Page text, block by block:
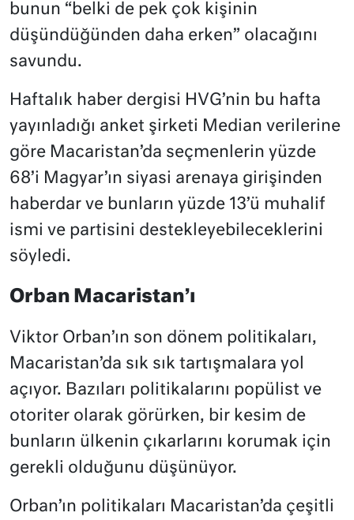
bunun “belki de pek çok kişinin
düşündüğünden daha erken” olacağını
savundu.
Haftalık haber dergisi HVG’nin bu hafta
yayınladığı anket şirketi Median verilerine
göre Macaristan’da seçmenlerin yüzde
68’i Magyar’ın siyasi arenaya girişinden
haberdar ve bunların yüzde 13’ü muhalif
ismi ve partisini destekleyebileceklerini
söyledi.
Orban Macaristan’ı
Viktor Orban’ın son dönem politikaları,
Macaristan’da sık sık tartışmalara yol
açıyor. Bazıları politikalarını popülist ve
otoriter olarak görürken, bir kesim de
bunların ülkenin çıkarlarını korumak için
gerekli olduğunu düşünüyor.
Orban’ın politikaları Macaristan’da çeşitli